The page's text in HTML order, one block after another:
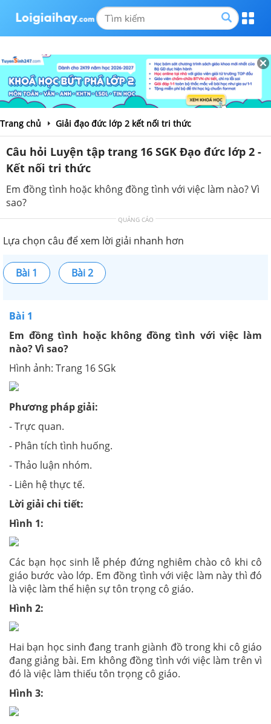
Trang chủ Giải đạo đức lớp 2 kết nối tri thức
Câu hỏi Luyện tập trang 16 SGK Đạo đức lớp 2 -
Kết nối tri thức
Em đồng tình hoặc không đồng tình với việc làm nào? Vì
sao?
QUẢNG CÁO
Lựa chọn câu để xem lời giải nhanh hơn
Bài 1 Bài 2
Bài 1
Em đồng tình hoặc không đồng tình với việc làm
nào? Vì sao?
Hình ảnh: Trang 16 SGk
Phương pháp giải:
- Trực quan.
- Phân tích tình huống.
- Thảo luận nhóm.
- Liên hệ thực tế.
Lời giải chi tiết:
Hình 1:
Các bạn học sinh lễ phép đứng nghiêm chào cô khi cô
giáo bước vào lớp. Em đồng tình với việc làm này thì đó
là việc làm thể hiện sự tôn trọng cô giáo.
Hình 2:
Hai bạn học sinh đang tranh giành đồ trong khi cô giáo
đang giảng bài. Em không đồng tình với việc làm trên vì
đó là việc làm thiếu tôn trọng cô giáo.
Hình 3: